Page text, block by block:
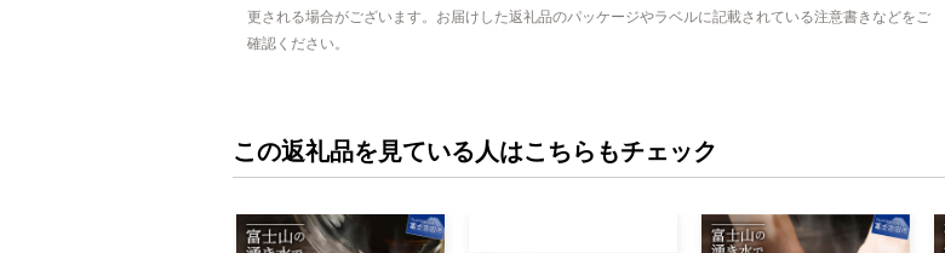
更される場合がございます。お届けした返礼品のパッケージやラベルに記載されている注意書きなどをご
確認ください。
この返礼品を見ている人はこちらもチェック